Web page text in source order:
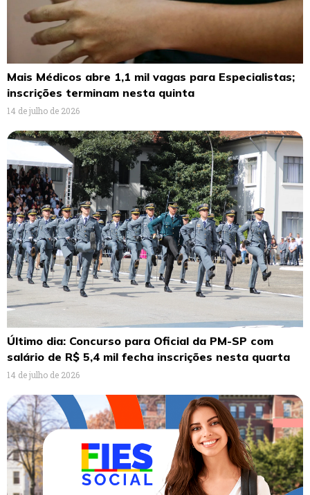
Mais Médicos abre 1,1 mil vagas para Especialistas;
inscrições terminam nesta quinta
14 de julho de 2026
Último dia: Concurso para Oficial da PM-SP com
salário de R$ 5,4 mil fecha inscrições nesta quarta
14 de julho de 2026